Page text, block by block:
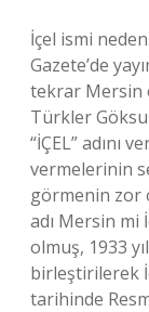
İçel ismi
Gazete’de
tekrar Mersin
Türkler
“İÇEL” adını
vermelerinin
görmenin zor
adı Mersin mi
olmuş, 1933
birleştirilerek
tarihinde